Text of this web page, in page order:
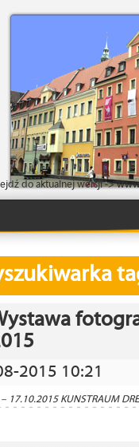
do aktualnej wersji ->
2015 10:21
17.10.2015 KUNSTRAUM